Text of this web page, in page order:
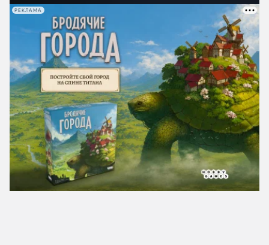
РЕКЛАМА